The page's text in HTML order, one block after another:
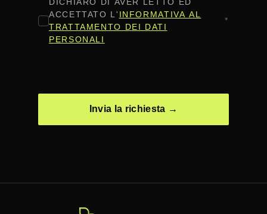
DICHIARO DI AVER LETTO ED
ACCETTATO L' INFORMATIVA AL
TRATTAMENTO DEI DATI
PERSONALI
*